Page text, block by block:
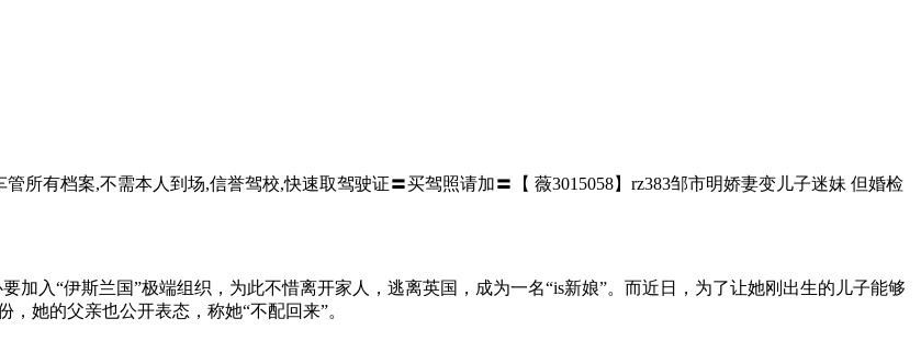
所有档案,不需本人到场,信誉驾校,快速取驾驶证〓买驾照请加〓【 薇3015058】rz383邹市明娇妻变儿子迷妹 但婚检
加入“伊斯兰国”极端组织，为此不惜离开家人，逃离英国，成为一名“is新娘”。而近日，为了让她刚出生的儿子能够
她的父亲也公开表态，称她“不配回来”。